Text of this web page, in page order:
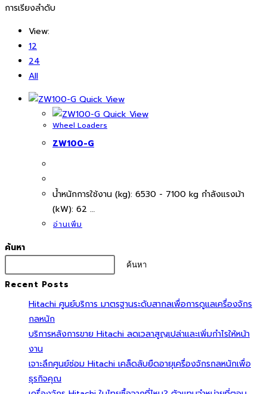
การเรียงลำดับ
View:
12
24
All
Quick View
Quick View
Wheel Loaders
ZW100-G
นํ้าหนักการใช้งาน (kg): 6530 - 7100 kg กำลังแรงม้า
(kW): 62 …
อ่านเพิ่ม
ค้นหา
ค้นหา
Recent Posts
Hitachi ศูนย์บริการ มาตรฐานระดับสากลเพื่อการดูแลเครื่องจักร
กลหนัก
บริการหลังการขาย Hitachi ลดเวลาสูญเปล่าและเพิ่มกำไรให้หน้า
งาน
เจาะลึกศูนย์ซ่อม Hitachi เคล็ดลับยืดอายุเครื่องจักรกลหนักเพื่อ
ธุรกิจคุณ